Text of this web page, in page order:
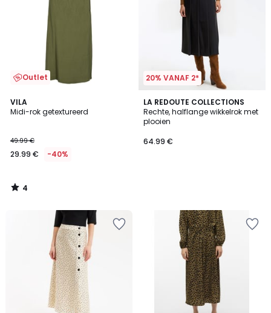
Outlet
VILA
Midi-rok getextureerd
49.99 €
29.99 € -40%
4
/
4
/
20% VANAF 2*
LA REDOUTE COLLECTIONS
Rechte, halflange wikkelrok met
plooien
64.99 €